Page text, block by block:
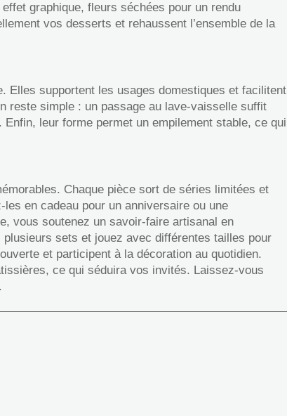
graphique, fleurs séchées pour un rendu
vos desserts et rehaussent l’ensemble de la
Elles supportent les usages domestiques et facilitent
reste simple : un passage au lave-vaisselle suffit
leur forme permet un empilement stable, ce qui
Chaque pièce sort de séries limitées et
en cadeau pour un anniversaire ou une
vous soutenez un savoir-faire artisanal en
sets et jouez avec différentes tailles pour
et participent à la décoration au quotidien.
ce qui séduira vos invités. Laissez-vous